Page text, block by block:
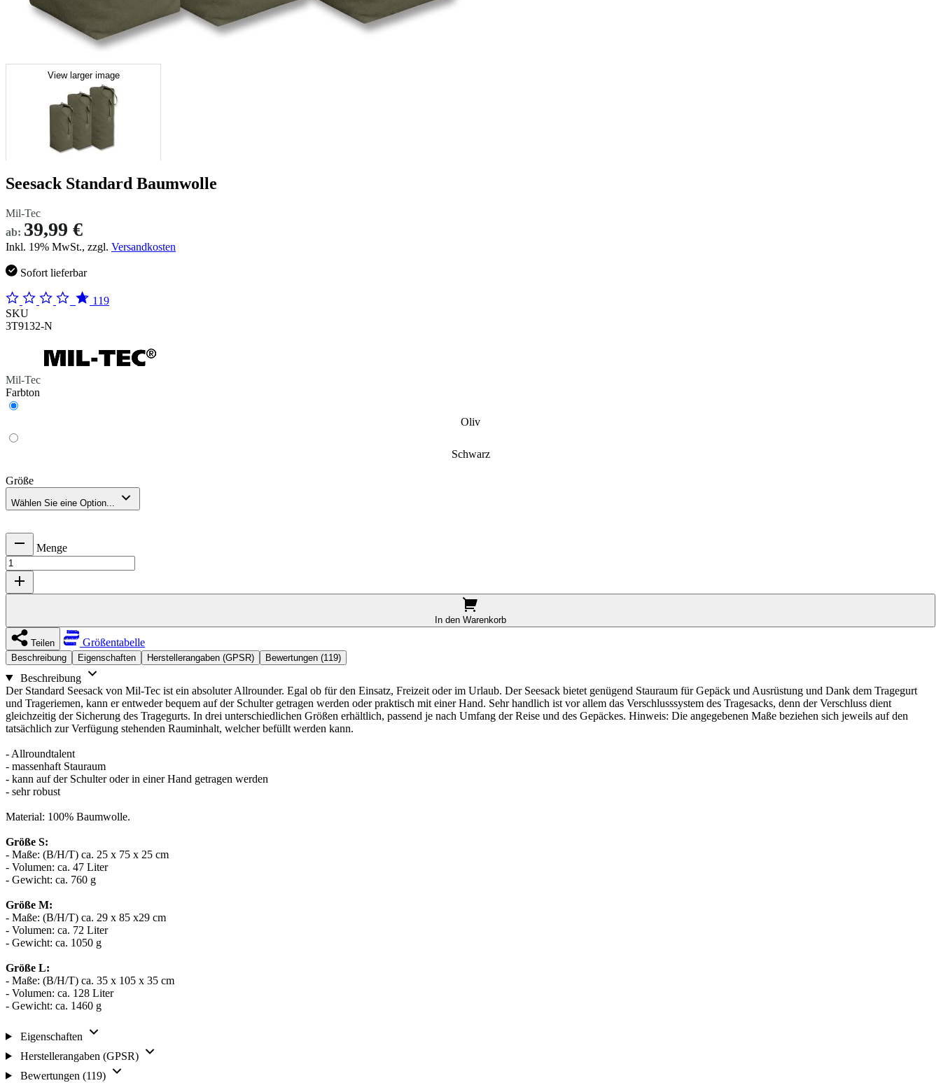
View larger image
Seesack Standard Baumwolle
Mil-Tec
ab: 39,99 €
Inkl. 19% MwSt., zzgl. Versandkosten
Sofort lieferbar
119
SKU
3T9132-N
Mil-Tec
Farbton
Oliv
Schwarz
Größe
Wählen Sie eine Option...
Menge
In den Warenkorb
Teilen Größentabelle
Beschreibung Eigenschaften Herstellerangaben (GPSR) Bewertungen (119)
Beschreibung
Der Standard Seesack von Mil-Tec ist ein absoluter Allrounder. Egal ob für den Einsatz, Freizeit oder im Urlaub. Der Seesack bietet genügend Stauraum für Gepäck und Ausrüstung und Dank dem Tragegurt
und Trageriemen, kann er entweder bequem auf der Schulter getragen werden oder praktisch mit einer Hand. Sehr handlich ist vor allem das Verschlusssystem des Tragesacks, denn der Verschluss dient
gleichzeitig der Sicherung des Tragegurts. In drei unterschiedlichen Größen erhältlich, passend je nach Umfang der Reise und des Gepäckes. Hinweis: Die angegebenen Maße beziehen sich jeweils auf den
tatsächlich zur Verfügung stehenden Rauminhalt, welcher befüllt werden kann.
- Allroundtalent
- massenhaft Stauraum
- kann auf der Schulter oder in einer Hand getragen werden
- sehr robust
Material: 100% Baumwolle.
Größe S:
- Maße: (B/H/T) ca. 25 x 75 x 25 cm
- Volumen: ca. 47 Liter
- Gewicht: ca. 760 g
Größe M:
- Maße: (B/H/T) ca. 29 x 85 x29 cm
- Volumen: ca. 72 Liter
- Gewicht: ca. 1050 g
Größe L:
- Maße: (B/H/T) ca. 35 x 105 x 35 cm
- Volumen: ca. 128 Liter
- Gewicht: ca. 1460 g
Eigenschaften
Herstellerangaben (GPSR)
Bewertungen (119)